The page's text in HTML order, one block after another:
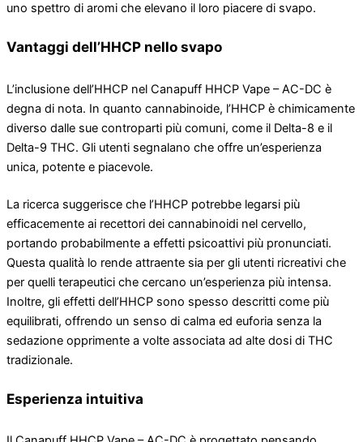
uno spettro di aromi che elevano il loro piacere di svapo.
Vantaggi dell’HHCP nello svapo
L’inclusione dell’HHCP nel Canapuff HHCP Vape – AC-DC è
degna di nota. In quanto cannabinoide, l’HHCP è chimicamente
diverso dalle sue controparti più comuni, come il Delta-8 e il
Delta-9 THC. Gli utenti segnalano che offre un’esperienza
unica, potente e piacevole.
La ricerca suggerisce che l’HHCP potrebbe legarsi più
efficacemente ai recettori dei cannabinoidi nel cervello,
portando probabilmente a effetti psicoattivi più pronunciati.
Questa qualità lo rende attraente sia per gli utenti ricreativi che
per quelli terapeutici che cercano un’esperienza più intensa.
Inoltre, gli effetti dell’HHCP sono spesso descritti come più
equilibrati, offrendo un senso di calma ed euforia senza la
sedazione opprimente a volte associata ad alte dosi di THC
tradizionale.
Esperienza intuitiva